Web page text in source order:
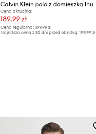
Calvin Klein polo z domieszką lnu
Cena aktualna:
189,99 zł
Cena regularna: 399,99 zł
Najniższa cena z 30 dni przed obniżką: 199,99 zł